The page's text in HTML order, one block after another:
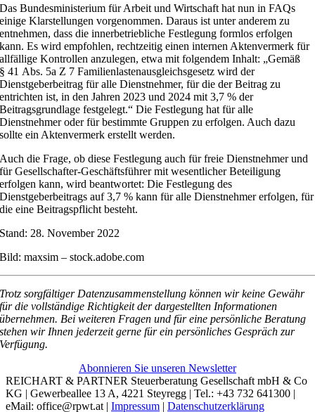
Das Bundesministerium für Arbeit und Wirtschaft hat nun in FAQs
einige Klarstellungen vorgenommen. Daraus ist unter anderem zu
entnehmen, dass die innerbetriebliche Festlegung formlos erfolgen
kann. Es wird empfohlen, rechtzeitig einen internen Aktenvermerk für
allfällige Kontrollen anzulegen, etwa mit folgendem Inhalt: „Gemäß
§ 41 Abs. 5a Z 7 Familienlastenausgleichsgesetz wird der
Dienstgeberbeitrag für alle Dienstnehmer, für die der Beitrag zu
entrichten ist, in den Jahren 2023 und 2024 mit 3,7 % der
Beitragsgrundlage festgelegt.“ Die Festlegung hat für alle
Dienstnehmer oder für bestimmte Gruppen zu erfolgen. Auch dazu
sollte ein Aktenvermerk erstellt werden.
Auch die Frage, ob diese Festlegung auch für freie Dienstnehmer und
für Gesellschafter-Geschäftsführer mit wesentlicher Beteiligung
erfolgen kann, wird beantwortet: Die Festlegung des
Dienstgeberbeitrags auf 3,7 % kann für alle Dienstnehmer erfolgen, für
die eine Beitragspflicht besteht.
Stand: 28. November 2022
Bild: maxsim – stock.adobe.com
Trotz sorgfältiger Datenzusammenstellung können wir keine Gewähr
für die vollständige Richtigkeit der dargestellten Informationen
übernehmen. Bei weiteren Fragen und für eine persönliche Beratung
stehen wir Ihnen jederzeit gerne für ein persönliches Gespräch zur
Verfügung.
Abonnieren Sie unseren Newsletter
REICHART & PARTNER Steuerberatung Gesellschaft mbH & Co
KG | Gewerbeallee 13 A, 4221 Steyregg | Tel.: +43 732 641300 |
eMail: office@rpwt.at | Impressum | Datenschutzerklärung